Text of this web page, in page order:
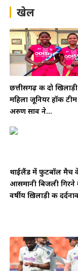
खेल
छत्तीसगढ़ की दो
महिला जूनियर हॉकी
अरुण साव ने...
थाईलैंड में फुटबॉल मैच
आसमानी बिजली गिरने
वर्षीय ख़िलाड़ी की